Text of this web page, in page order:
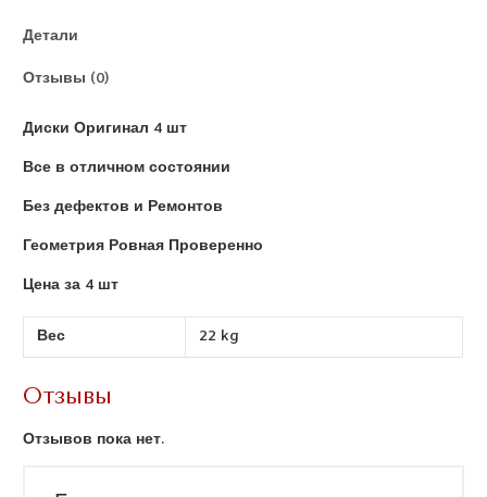
Детали
Отзывы (0)
Диски Оригинал 4 шт
Все в отличном состоянии
Без дефектов и Ремонтов
Геометрия Ровная Проверенно
Цена за 4 шт
Вес 22 kg
Отзывы
Отзывов пока нет.